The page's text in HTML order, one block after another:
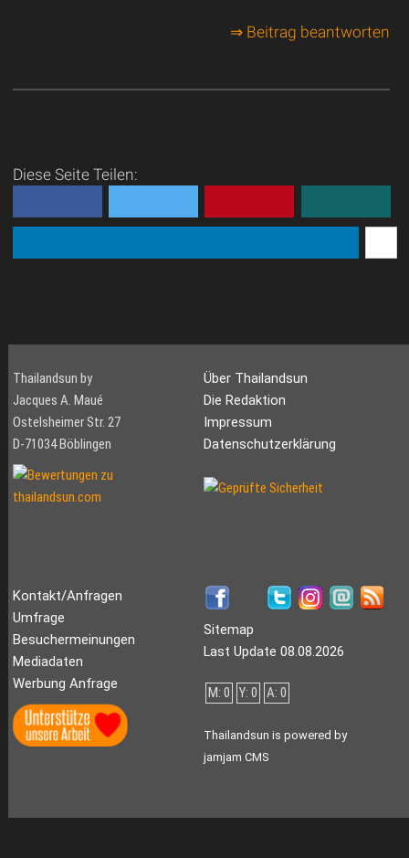
⇒ Beitrag beantworten
Diese Seite Teilen:
Thailandsun by
Jacques A. Maué
Ostelsheimer Str. 27
D-71034 Böblingen
Über Thailandsun
Die Redaktion
Impressum
Datenschutzerklärung
Kontakt/Anfragen
Umfrage
Besuchermeinungen
Mediadaten
Werbung Anfrage
Sitemap
Last Update 08.08.2026
M: 0 Y: 0 A: 0
Thailandsun is powered by
jamjam CMS